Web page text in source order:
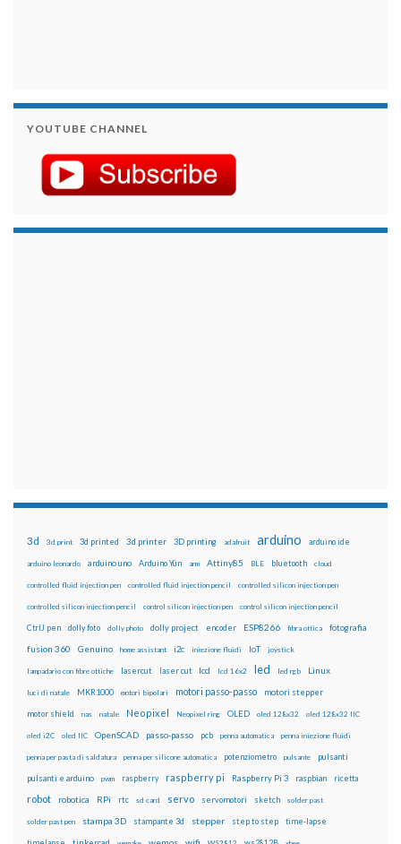
YOUTUBE CHANNEL
3d 3d print 3d printed 3d printer 3D printing adafruit arduino arduino ide
arduino leonardo arduino uno Arduino Yún arm Attiny85 BLE bluetooth cloud
controlled fluid injection pen controlled fluid injection pencil controlled silicon injection pen
controlled silicon injection pencil control silicon injection pen control silicon injection pencil
CtrlJ pen dolly foto dolly photo dolly project encoder ESP8266 fibra ottica fotografia
fusion 360 Genuino home assistant i2c iniezione fluidi IoT joystick
lampadario con fibre ottiche lasercut laser cut lcd lcd 16x2 led led rgb Linux
luci di natale MKR1000 motori bipolari motori passo-passo motori stepper
motor shield nas natale Neopixel Neopixel ring OLED oled 128x32 oled 128x32 IIC
oled i2C oled IIC OpenSCAD passo-passo pcb penna automatica penna iniezione fluidi
penna per pasta di saldatura penna per silicone automatica potenziometro pulsante pulsanti
pulsanti e arduino pwm raspberry raspberry pi Raspberry Pi 3 raspbian ricetta
robot robotica RPi rtc sd card servo servomotori sketch solder past
solder past pen stampa 3D stampante 3d stepper step to step time-lapse